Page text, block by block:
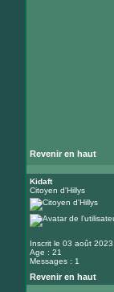
Revenir en haut
Kidaft
Citoyen d'Hillys
Inscrit le 03 août
Age : 21
Messages : 1
Revenir en haut